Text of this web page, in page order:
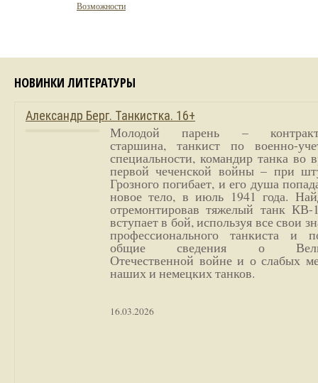
Возможности
НОВИНКИ ЛИТЕРАТУРЫ
Александр Берг. Танкистка. 16+
Молодой парень –
старшина, танкист по военно-
специальности, командир танка во
первой чеченской войны – при
Грозного погибает, и его душа
новое тело, в июль 1941 года.
отремонтировав тяжелый танк
вступает в бой, используя все свои
профессионального танкиста и
общие сведения о
Отечественной войне и о слабых
наших и немецких танков.
16.03.2026